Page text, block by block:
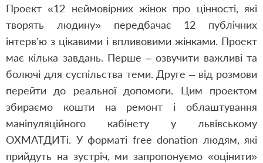
Проект «12 неймовірних жінок про цінності, які
творять людину» передбачає 12 публічних
інтерв’ю з цікавими і впливовими жінками. Проект
має кілька завдань. Перше – озвучити важливі та
болючі для суспільства теми. Друге – від розмови
перейти до реальної допомоги. Цим проектом
збираємо кошти на ремонт і облаштування
маніпуляційного кабінету у львівському
ОХМАТДИТі. У форматі free donation людям, які
прийдуть на зустріч, ми запропонуємо «оцінити»